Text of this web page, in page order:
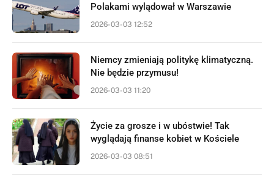
Polakami wylądował w Warszawie
2026-03-03 12:52
Niemcy zmieniają politykę klimatyczną.
Nie będzie przymusu!
2026-03-03 11:20
Życie za grosze i w ubóstwie! Tak
wyglądają finanse kobiet w Kościele
2026-03-03 08:51